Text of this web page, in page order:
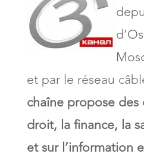
et par le réseau
chaîne propose des
droit, la finance, la
et sur l’information